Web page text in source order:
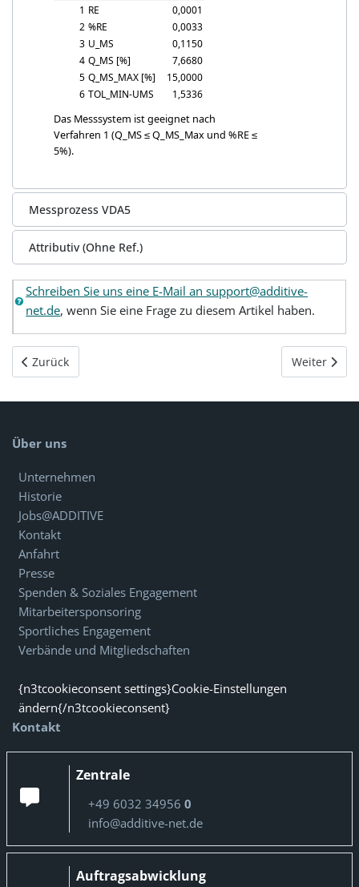
1 RE
0,0001
2 %RE
0,0033
3 U_MS
0,1150
4 Q_MS [%]
7,6680
5 Q_MS_MAX [%]
15,0000
6 TOL_MIN-UMS 1,5336
Das Messsystem ist geeignet nach
Verfahren 1 (Q_MS ≤Q_MS_Max und %RE ≤
5%).
Messprozess VDA5
Attributiv (Ohne Ref.)
Schreiben Sie uns eine E-Mail an support@additive-
net.de, wenn Sie eine Frage zu diesem Artikel haben.
Vorheriger Beitrag: Minitool für Minitab -
Zurück Nächster
Weiter
Über uns
Unternehmen
Historie
Jobs@ADDITIVE
Kontakt
Anfahrt
Presse
Spenden & Soziales Engagement
Mitarbeitersponsoring
Sportliches Engagement
Verbände und Mitgliedschaften
{n3tcookieconsent settings}Cookie-Einstellungen
ändern{/n3tcookieconsent}
Kontakt
Zentrale
+49 6032 34956 0
info@additive-net.de
Auftragsabwicklung